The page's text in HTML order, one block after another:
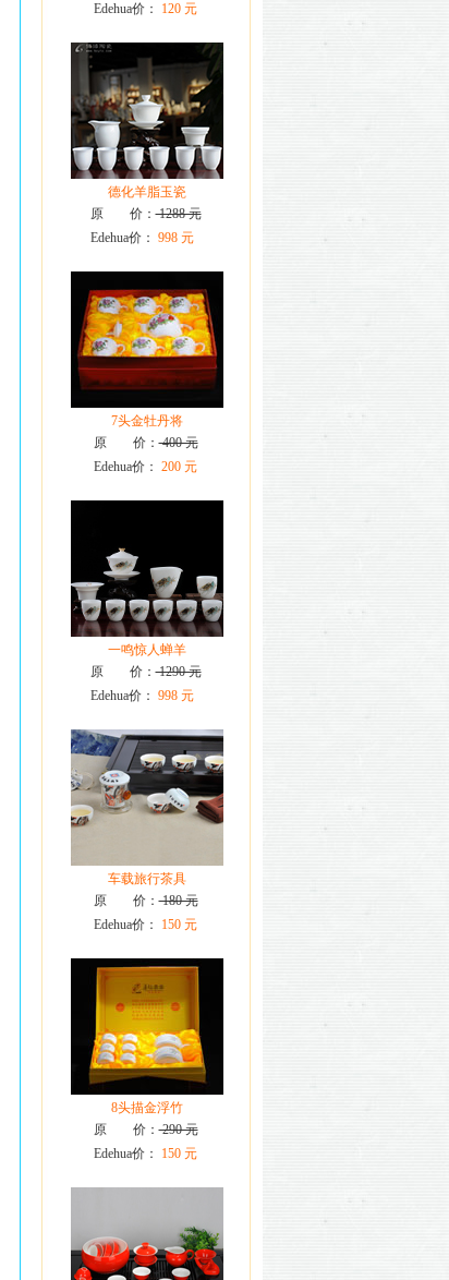
Edehua价：
120 元
德化羊脂玉瓷
原 价：1288 元
Edehua价： 998 元
7头金牡丹将
原 价：400 元
Edehua价： 200 元
一鸣惊人蝉羊
原 价：1290 元
Edehua价： 998 元
车载旅行茶具
原 价：180 元
Edehua价：
150 元
8头描金浮竹
原 价：290 元
Edehua价：
150 元